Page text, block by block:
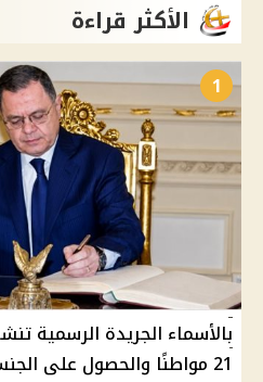
الأكثر قراءة
1
بالأسماء الجريدة الرسمية
21 مواطنًا والحصول على الجنسية الأجنبية